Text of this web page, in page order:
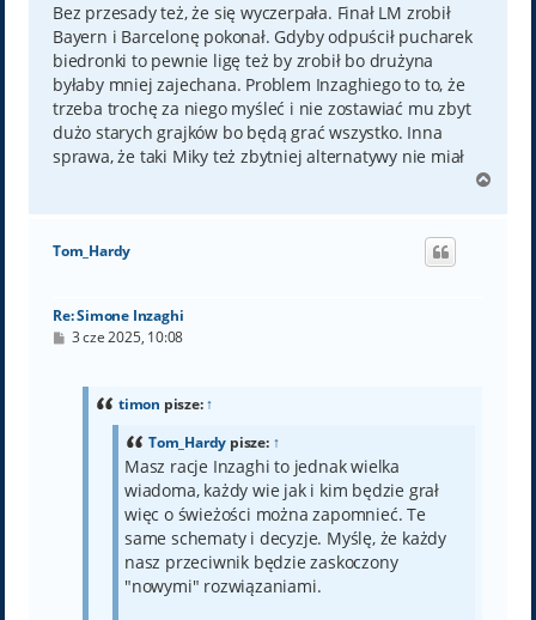
Bez przesady też, że się wyczerpała. Finał LM zrobił
Bayern i Barcelonę pokonał. Gdyby odpuścił pucharek
biedronki to pewnie ligę też by zrobił bo drużyna
byłaby mniej zajechana. Problem Inzaghiego to to, że
trzeba trochę za niego myśleć i nie zostawiać mu zbyt
dużo starych grajków bo będą grać wszystko. Inna
sprawa, że taki Miky też zbytniej alternatywy nie miał
g
Tom_Hardy
Re: Simone Inzaghi
P3 cze 2025, 10:08
timon pisze:↑
Tom_Hardy pisze: ↑
Masz racje Inzaghi to jednak wielka
wiadoma, każdy wie jak i kim będzie grał
więc o świeżości można zapomnieć. Te
same schematy i decyzje. Myślę, że każdy
nasz przeciwnik będzie zaskoczony
"nowymi" rozwiązaniami.